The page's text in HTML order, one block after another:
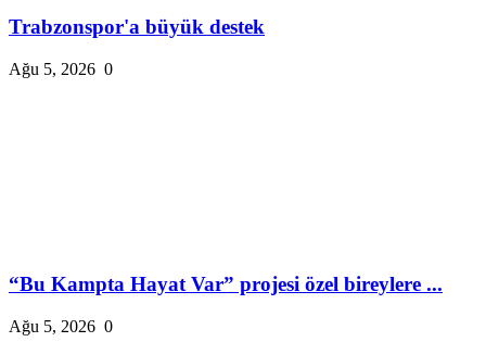
Trabzonspor'a büyük destek
Ağu 5, 2026 0
“Bu Kampta Hayat Var” projesi özel bireylere ...
Ağu 5, 2026 0